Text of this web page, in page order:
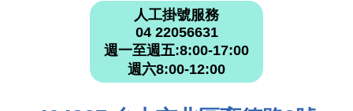
人工掛號服務
04 22056631
週一至週五:8:00-17:00
週六8:00-12:00